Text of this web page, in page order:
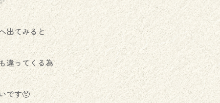
出てみると
違ってくる為
です🥺